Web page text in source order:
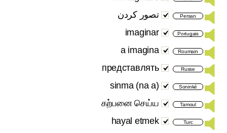
Persan تصور کردن
Portugais
imaginar
Roumain
a imagina
Russe
представлять
Soninké
(na a) sinma
Tamoul
கற்பனை செய்ய​
Turc
hayal etmek